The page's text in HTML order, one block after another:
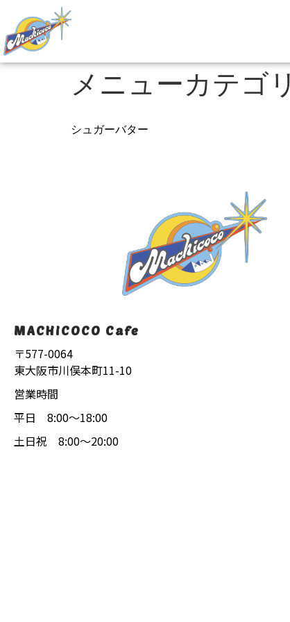
メニューカテゴ
シュガーバター
MACHICOCO Cafe
〒577-0064
東大阪市川俣本町11-10
営業時間
平日 8:00〜18:00
土日祝 8:00〜20:00